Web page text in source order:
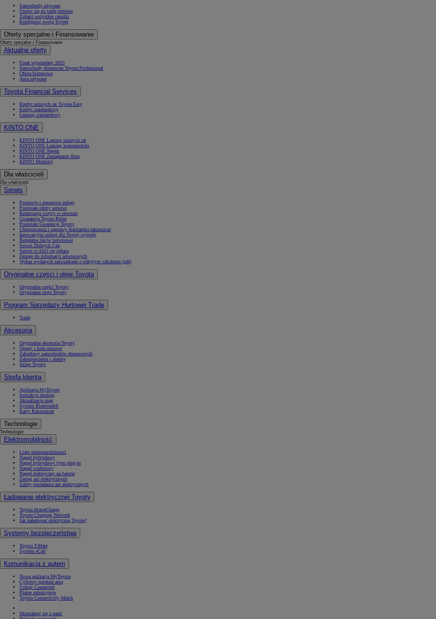
Od81 900 zł
Yaris Cross
Samochody używane
Umów się na jazdę testową
Zobacz wszystkie cenniki
Konfiguruj swoją Toyotę
Oferty specjalne i Finansowanie
Oferty specjalne i Finansowanie
Aktualne oferty
Finał wyprzedaży 2025
Samochody dostawcze Toyota Professional
Oferta biznesowa
Auta używane
Toyota Financial Services
Kredyt niższych rat Toyota Easy
Kredyt standardowy
Leasing standardowy
KINTO ONE
KINTO ONE Leasing niższych rat
KINTO ONE Leasing konsumencki
KINTO ONE Najem
KINTO ONE Zarządzanie flotą
KINTO Mobility
Dla właścicieli
Dla właścicieli
Serwis
Promocje i sezonowe usługi
Pozostałe oferty serwisu
Rezerwacja wizyty w serwisie
Gwarancja Toyota Relax
Pozostałe Gwarancje Toyoty
Ubezpieczenia i naprawy blacharsko-lakiernicze
Innowacyjne usługi dla Twojej wygody
Bezpłatne Akcje Serwisowe
Serwis Dobrych Cen
Serwis w ASO się opłaca
Dostęp do informacji serwisowych
Wykaz wydanych zaświadczeń o odbytym szkoleniu (pdf)
Oryginalne części i oleje Toyota
Oryginalne części Toyoty
Oryginalne oleje Toyoty
Program Sprzedaży Hurtowej Trade
Trade
Akcesoria
Oryginalne akcesoria Toyoty
Opony i koła zimowe
Zabudowy samochodów dostawczych
Zabezpieczenia i alarmy
Sklep Toyoty
Strefa klienta
Aplikacja MyToyota
Instrukcje obsługi
Aktualizacja map
System Bluetooth®
Karty Ratownicze
Technologie
Technologie
Elektromobilność
Lider elektromobilności
Napęd hybrydowy
Napęd hybrydowy typu plug-in
Napęd wodorowy
Napęd elektryczny na baterię
Zasięg aut elektrycznych
Zalety posiadania aut elektrycznych
Ładowanie elektrycznej Toyoty
Toyota HomeCharge
Toyota Charging Network
Jak naładować elektryczną Toyotę?
Systemy bezpieczeństwa
Toyota T-Mate
System eCall
Komunikacja z autem
Nowa aplikacja MyToyota
Cyfrowy opiekun auta
Usługi Connected
Płatne subskrypcje
Toyota Connectivity Match
Skontaktuj się z nami